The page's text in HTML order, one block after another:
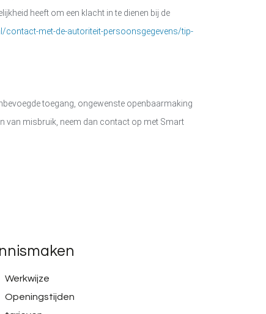
heeft om een klacht in te dienen bij de
met-de-autoriteit-persoonsgegevens/tip-
toegang, ongewenste openbaarmaking
van misbruik, neem dan contact op met Smart
Werkwijze
Openingstijden